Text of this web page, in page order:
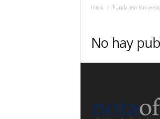
Inicio Fundación
No hay